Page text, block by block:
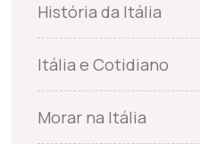
História da Itália
Itália e Cotidiano
Morar na Itália